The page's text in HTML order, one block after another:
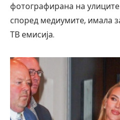
фотографирана на
според медиумите, имала
ТВ емисија.